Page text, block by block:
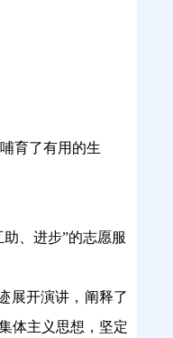
育了有用的生
、进步”的志愿服
展开演讲，阐释了
体主义思想，坚定